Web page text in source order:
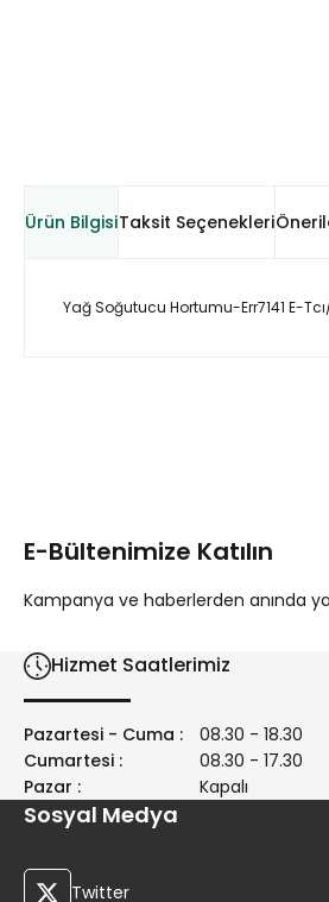
Ürün BilgisiTaksit Seçenekleri
Yağ Soğutucu Hortumu-Err7141 E-
Ürün bilgilerinde hatalar
E-Bültenimize Katılın
Kampanya ve haberlerden anında
Hizmet Saatlerimiz
Pazartesi - Cuma :
08.30 - 18.30
Cumartesi :
08.30 - 17.30
Pazar :
Kapalı
Sosyal Medya
Twitter